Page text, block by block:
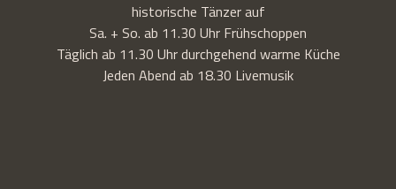
historische Tänzer auf
Sa. + So. ab 11.30 Uhr Frühschoppen
Täglich ab 11.30 Uhr durchgehend warme Küche
Jeden Abend ab 18.30 Livemusik